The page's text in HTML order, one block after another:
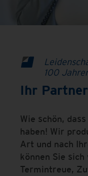
100
Ihr
Wie schön,
haben! Wir
Art und nach
können Sie
Termintreue,